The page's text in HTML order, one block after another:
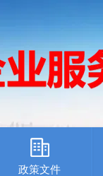
政策文件